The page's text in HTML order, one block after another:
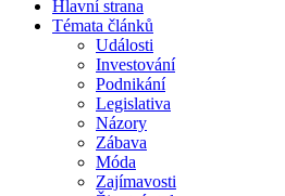
Hlavní strana
Témata článků
Události
Investování
Podnikání
Legislativa
Názory
Zábava
Móda
Zajímavosti